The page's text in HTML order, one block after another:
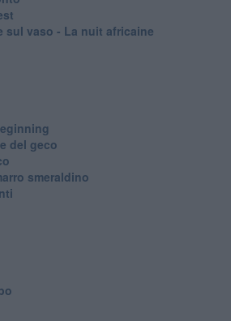
sul vaso - La nuit africaine
del geco
smeraldino